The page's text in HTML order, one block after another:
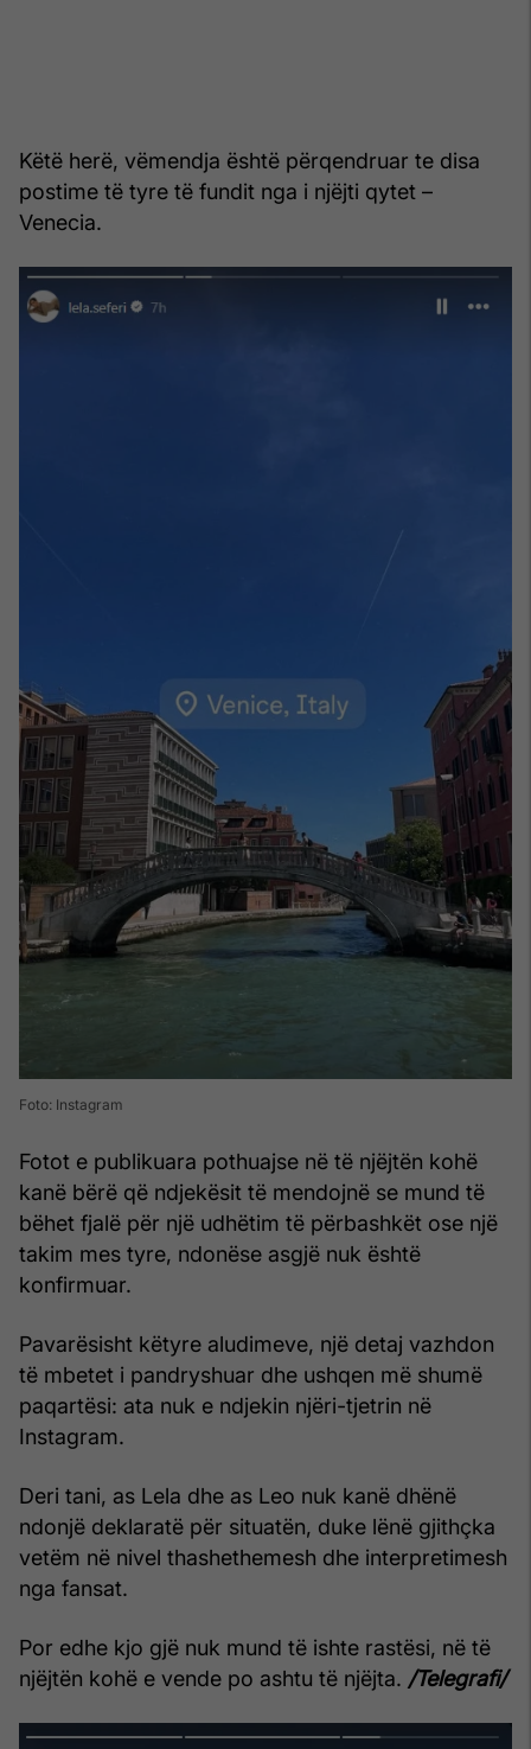
Këtë herë, vëmendja është përqendruar te disa
postime të tyre të fundit nga i njëjti qytet –
Venecia.
Foto: Instagram
Fotot e publikuara pothuajse në të njëjtën kohë
kanë bërë që ndjekësit të mendojnë se mund të
bëhet fjalë për një udhëtim të përbashkët ose një
takim mes tyre, ndonëse asgjë nuk është
konfirmuar.
Pavarësisht këtyre aludimeve, një detaj vazhdon
të mbetet i pandryshuar dhe ushqen më shumë
paqartësi: ata nuk e ndjekin njëri-tjetrin në
Instagram.
Deri tani, as Lela dhe as Leo nuk kanë dhënë
ndonjë deklaratë për situatën, duke lënë gjithçka
vetëm në nivel thashethemesh dhe interpretimesh
nga fansat.
Por edhe kjo gjë nuk mund të ishte rastësi, në të
njëjtën kohë e vende po ashtu të njëjta. /Telegrafi/